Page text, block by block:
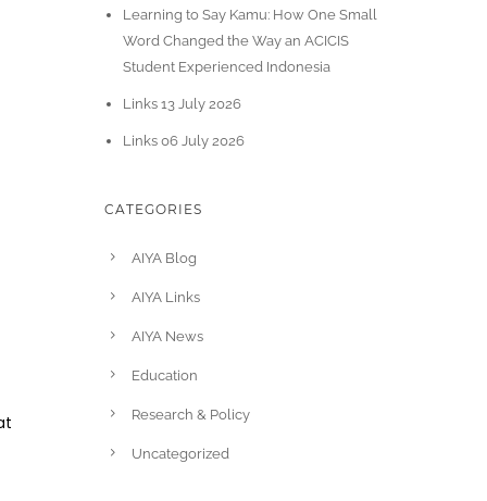
Learning to Say Kamu: How One Small
Word Changed the Way an ACICIS
Student Experienced Indonesia
Links 13 July 2026
Links 06 July 2026
CATEGORIES
AIYA Blog
AIYA Links
AIYA News
Education
Research & Policy
Uncategorized